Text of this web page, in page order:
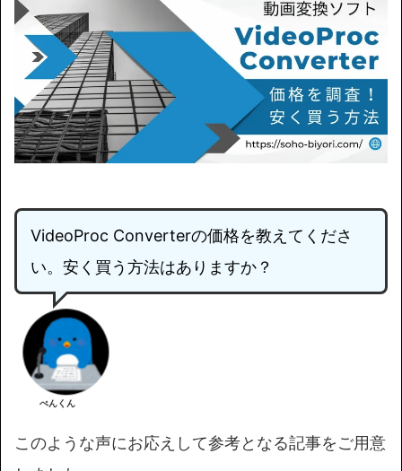
VideoProc Converterの価格を教えてくださ
い。安く買う方法はありますか？
ぺんくん
このような声にお応えして参考となる記事をご用意